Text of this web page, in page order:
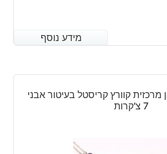
מידע נוסף
מידע נוסף
מרכזית קוורץ קריסטל בעיטור אבני
7 צ'קרות